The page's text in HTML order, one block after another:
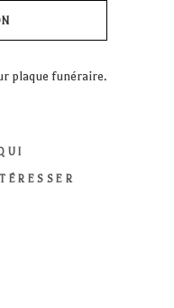
plaque funéraire.